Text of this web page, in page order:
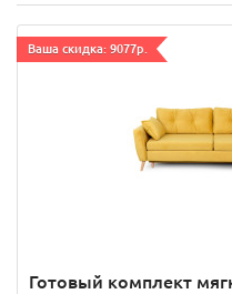
Ваша скидка: 9077р.
Готовый комплект